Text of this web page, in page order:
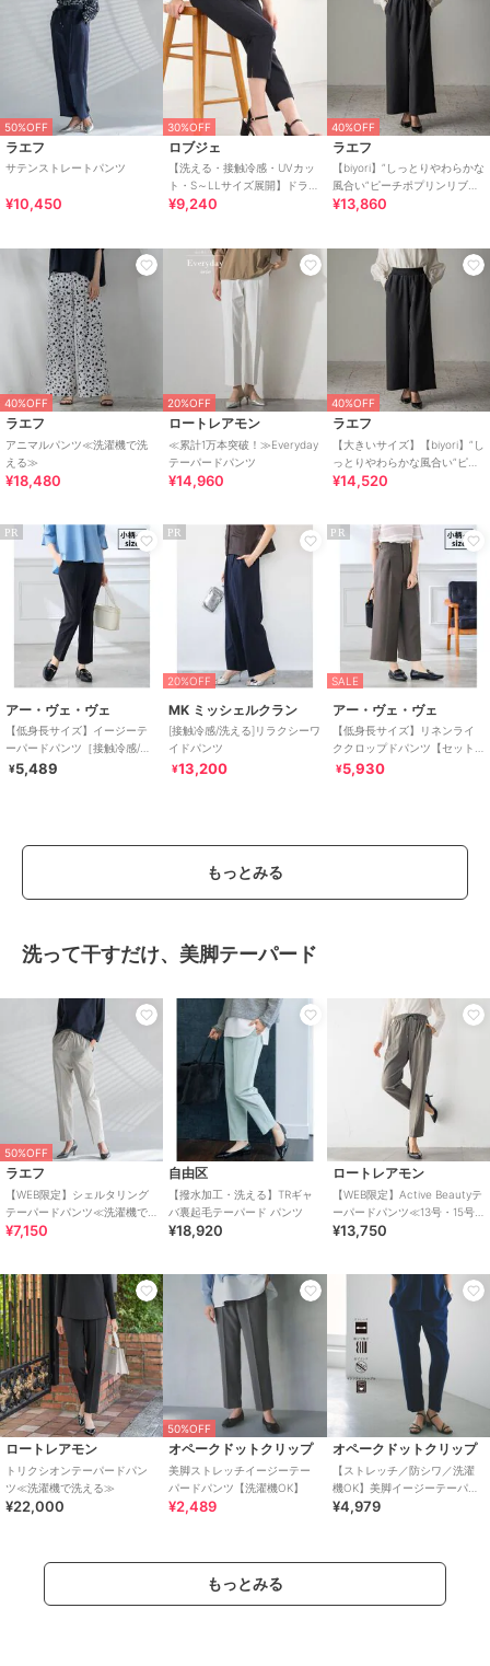
50%OFF
ラエフ
サテンストレートパンツ
¥10,450
30%OFF
ロブジェ
【洗える・接触冷感・UVカッ
ト・S～LLサイズ展開】ドライ
タッチクロップドパンツ
¥9,240
40%OFF
ラエフ
【biyori】”しっとりやわらかな
風合い”ピーチポプリンリブパ
ンツ≪洗濯機で洗える≫
¥13,860
40%OFF
ラエフ
アニマルパンツ≪洗濯機で洗
える≫
¥18,480
20%OFF
ロートレアモン
≪累計1万本突破！≫Everyday
テーパードパンツ
¥14,960
40%OFF
ラエフ
【大きいサイズ】【biyori】”し
っとりやわらかな風合い”ピー
チポプリンリブパンツ≪洗濯
¥14,520
PR
アー・ヴェ・ヴェ
【低身長サイズ】イージーテ
ーパードパンツ［接触冷感/速
乾/UVカット/イージーケア］
¥5,489
PR
20%OFF
MK ミッシェルクラン
[接触冷感/洗える]リラクシーワ
イドパンツ
¥13,200
PR
SALE
アー・ヴェ・ヴェ
【低身長サイズ】リネンライ
ククロップドパンツ【セット
アップ対応/接触冷感/UVカッ
¥5,930
もっとみる
洗って干すだけ、美脚テーパード
50%OFF
ラエフ
【WEB限定】シェルタリング
テーパードパンツ≪洗濯機で
洗える≫
¥7,150
自由区
【撥水加工・洗える】TRギャ
バ裏起毛テーパード パンツ
¥18,920
ロートレアモン
【WEB限定】Active Beautyテ
ーパードパンツ≪13号・15号
あり/洗濯機で洗える≫
¥13,750
ロートレアモン
トリクシオンテーパードパン
ツ≪洗濯機で洗える≫
¥22,000
50%OFF
オペークドットクリップ
美脚ストレッチイージーテー
パードパンツ【洗濯機OK】
¥2,489
オペークドットクリップ
【ストレッチ／防シワ／洗濯
機OK】美脚イージーテーパー
ドパンツ《SS～LL／5col／セ
¥4,979
もっとみる